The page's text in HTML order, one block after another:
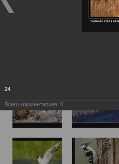
24
Всего комментариев: 0